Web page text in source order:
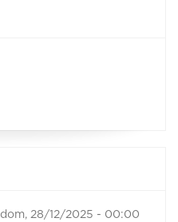
dom, 28/12/2025 - 00:00